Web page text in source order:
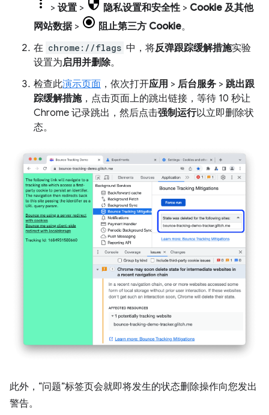
> 设置 > 隐私设置和安全性> Cookie 及其他
网站数据> 阻止第三方 Cookie。
在 chrome://flags 中，将反弹跟踪缓解措施实验
设置为启用并删除。
检查此演示页面 ，依次打开应用 > 后台服务 > 跳出跟
踪缓解措施，点击页面上的跳出链接，等待 10 秒让
Chrome 记录跳出，然后点击强制运行以立即删除状
态。
此外，“问题”标签页会就即将发生的状态删除操作向您发出
警告。